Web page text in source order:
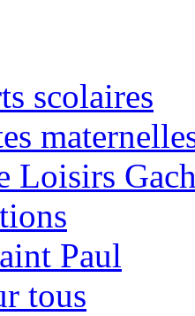
scolaires
Loisirs
Paul
tous